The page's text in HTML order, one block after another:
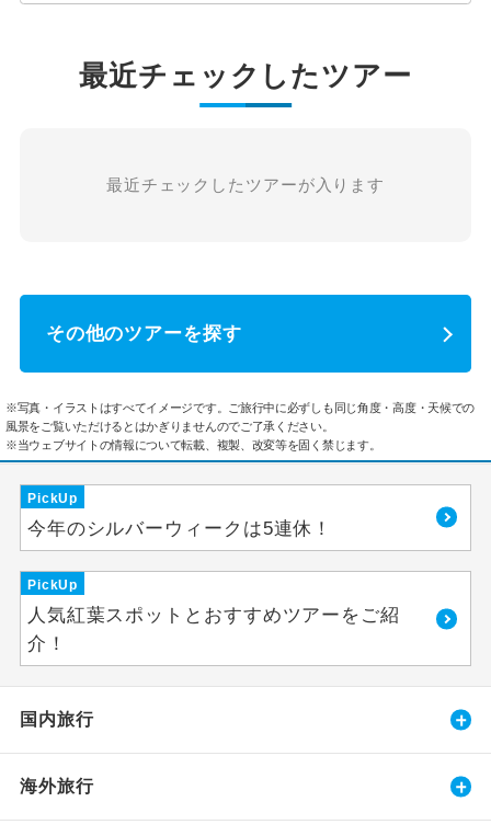
最近チェックしたツアー
最近チェックしたツアーが入ります
その他のツアーを探す
※写真・イラストはすべてイメージです。ご旅行中に必ずしも同じ角度・高度・天候での
風景をご覧いただけるとはかぎりませんのでご了承ください。
※当ウェブサイトの情報について転載、複製、改変等を固く禁じます。
PickUp
今年のシルバーウィークは5連休！
PickUp
人気紅葉スポットとおすすめツアーをご紹
介！
国内旅行
海外旅行